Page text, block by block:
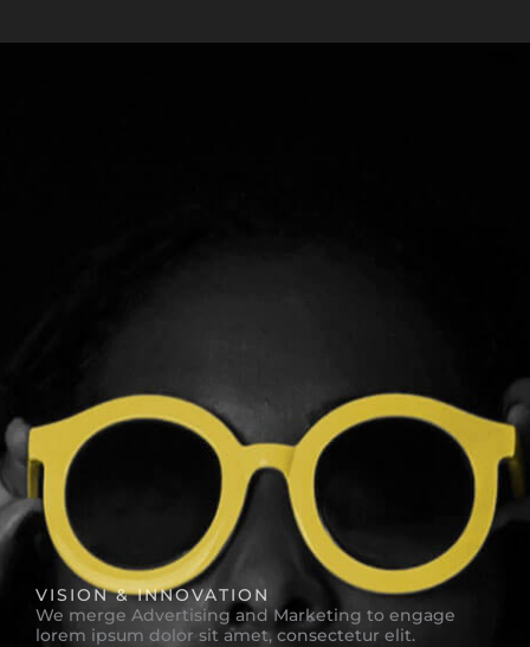
VISION & INNOVATION
We merge Advertising and Marketing to engage
lorem ipsum dolor sit amet, consectetur elit.